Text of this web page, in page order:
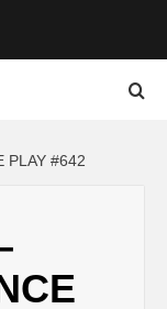
PLAY #642